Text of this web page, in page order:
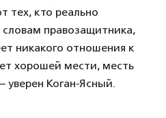
тех, кто реально
правозащитника,
никакого отношения к
хорошей мести, месть
уверен Коган-Ясный.